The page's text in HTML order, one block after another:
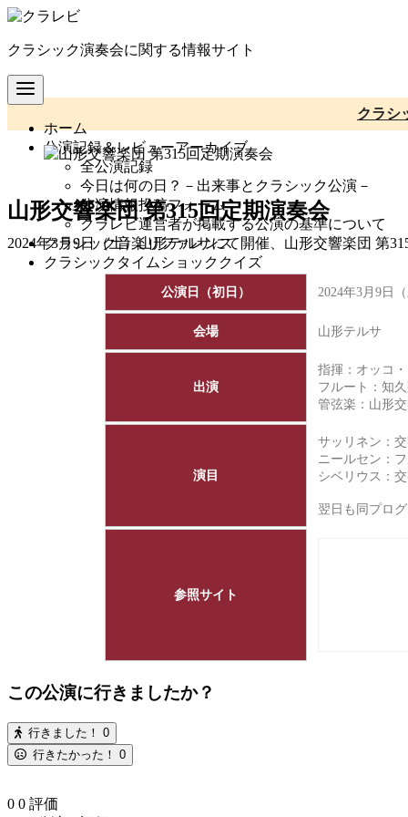
コ
テ
ン
ツ
移
クラシック演奏会に関する情報サイト
ホーム
公演記録＆レビューアーカイブ
全公演記録
今日は何の日？－出来事とクラシック公演－
公演情報投稿フォーム
クラレビ運営者が掲載する公演の基準について
クラシック音楽リファレンス
クラシックタイムショッククイズ
クラシ
山形交響楽団 第315回定期演奏会
2024年3月9日（土）山形テルサにて開催、山形交響楽団 第
公演日（初日） 2024年3月9日
会場 山形テルサ
出演
指揮：オッコ
フルート：知
管弦楽： 山形
演目
サッリネン：
ニールセン：
シベリウス：
翌日も同プロ
参照サイト
この公演に行きましたか？
行きました！ 0
行きたかった！ 0
0 0 評価